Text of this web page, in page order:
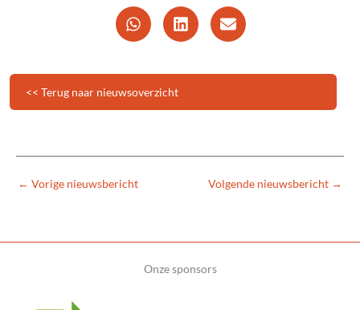
<< Terug naar nieuwsoverzicht
← Vorige nieuwsbericht Volgende nieuwsbericht →
Onze sponsors